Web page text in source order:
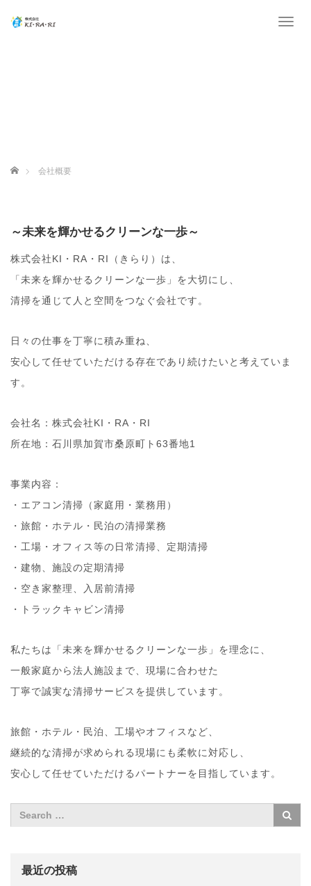
T
ホーム 会社概要
～未来を輝かせるクリーンな一歩～
株式会社KI・RA・RI（きらり）は、
「未来を輝かせるクリーンな一歩」を大切にし、
清掃を通じて人と空間をつなぐ会社です。
日々の仕事を丁寧に積み重ね、
安心して任せていただける存在であり続けたいと考えていま
す。
会社名：株式会社KI・RA・RI
所在地：石川県加賀市桑原町ト63番地1
事業内容：
・エアコン清掃（家庭用・業務用）
・旅館・ホテル・民泊の清掃業務
・工場・オフィス等の日常清掃、定期清掃
・建物、施設の定期清掃
・空き家整理、入居前清掃
・トラックキャビン清掃
私たちは「未来を輝かせるクリーンな一歩」を理念に、
一般家庭から法人施設まで、現場に合わせた
丁寧で誠実な清掃サービスを提供しています。
旅館・ホテル・民泊、工場やオフィスなど、
継続的な清掃が求められる現場にも柔軟に対応し、
安心して任せていただけるパートナーを目指しています。
最近の投稿